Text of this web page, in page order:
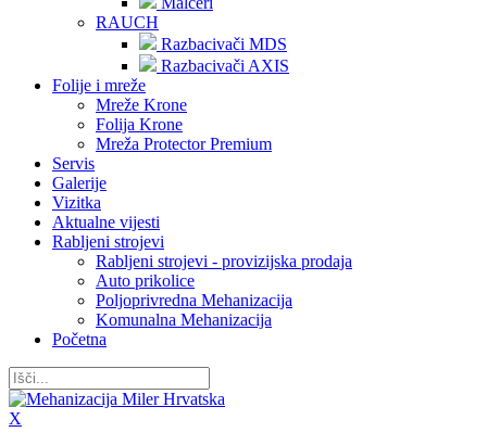
RAUCH
Razbacivači MDS
Razbacivači AXIS
Folije i mreže
Mreže Krone
Folija Krone
Mreža Protector Premium
Servis
Galerije
Vizitka
Aktualne vijesti
Rabljeni strojevi
Rabljeni strojevi - provizijska prodaja
Auto prikolice
Poljoprivredna Mehanizacija
Komunalna Mehanizacija
Početna
X